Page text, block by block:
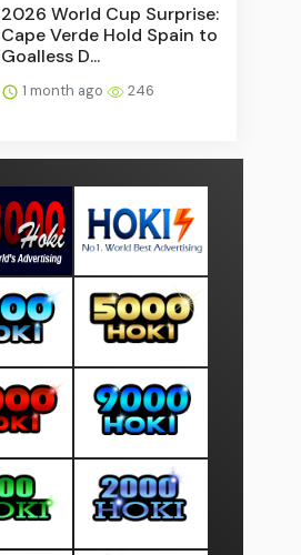
2026 World Cup Surprise:
Cape Verde Hold Spain to
Goalless D...
1 month ago 246